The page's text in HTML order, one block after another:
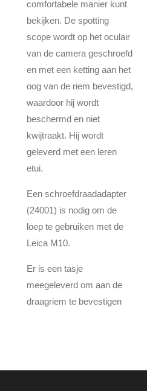
comfortabele manier kunt
bekijken. De spotting
scope wordt op het oculair
van de camera geschroefd
en met een ketting aan het
oog van de riem bevestigd,
waardoor hij wordt
beschermd en niet
kwijtraakt. Hij wordt
geleverd met een leren
etui.
Een schroefdraadadapter
(24001) is nodig om de
loep te gebruiken met de
Leica M10.
Er is een tasje
meegeleverd om aan de
draagriem te bevestigen